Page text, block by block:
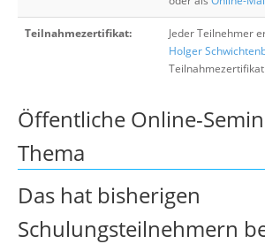
Teilnahmezertifikat: Jeder Teilnehmer
Holger
Öffentliche Online-
Thema
Das hat bisherigen
Schulungsteilnehmern